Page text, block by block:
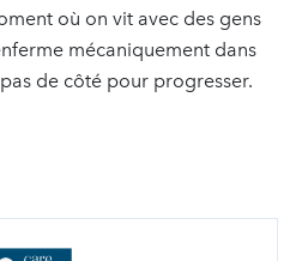
où on vit avec des gens
mécaniquement dans
de côté pour progresser.